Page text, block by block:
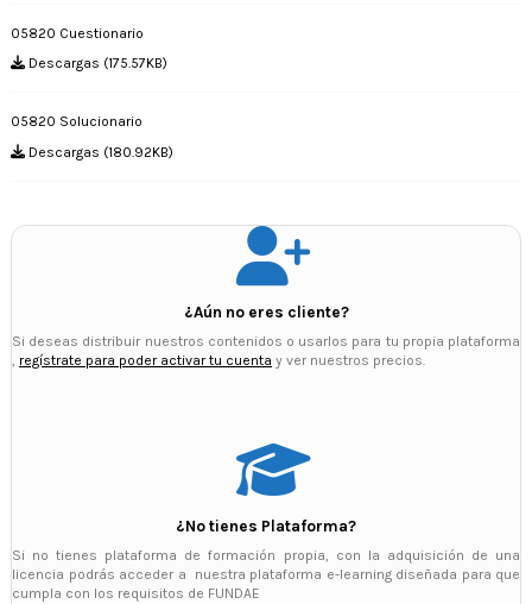
05820 Cuestionario
Descargas (175.57KB)
05820 Solucionario
Descargas (180.92KB)
¿Aún no eres cliente?
Si deseas distribuir nuestros contenidos o usarlos para tu propia plataforma
, regístrate para poder activar tu cuenta y ver nuestros precios.
¿No tienes Plataforma?
Si no tienes plataforma de formación propia, con la adquisición de una
licencia podrás acceder a nuestra plataforma e-learning diseñada para que
cumpla con los requisitos de FUNDAE